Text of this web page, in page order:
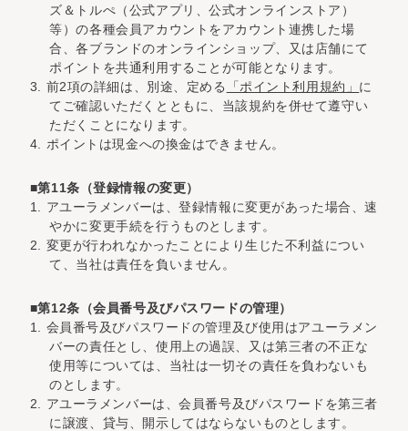
ズ＆トルぺ（公式アプリ、公式オンラインストア）
等）の各種会員アカウントをアカウント連携した場
合、各ブランドのオンラインショップ、又は店舗にて
ポイントを共通利用することが可能となります。
3. 前2項の詳細は、別途、定める
「ポイント利用規約」 に
てご確認いただくとともに、当該規約を併せて遵守い
ただくことになります。
4. ポイントは現金への換金はできません。
■第11条（登録情報の変更）
1. アユーラメンバーは、登録情報に変更があった場合、速
やかに変更手続を行うものとします。
2. 変更が行われなかったことにより生じた不利益につい
て、当社は責任を負いません。
■第12条（会員番号及びパスワードの管理）
1. 会員番号及びパスワードの管理及び使用はアユーラメン
バーの責任とし、使用上の過誤、又は第三者の不正な
使用等については、当社は一切その責任を負わないも
のとします。
2. アユーラメンバーは、会員番号及びパスワードを第三者
に譲渡、貸与、開示してはならないものとします。